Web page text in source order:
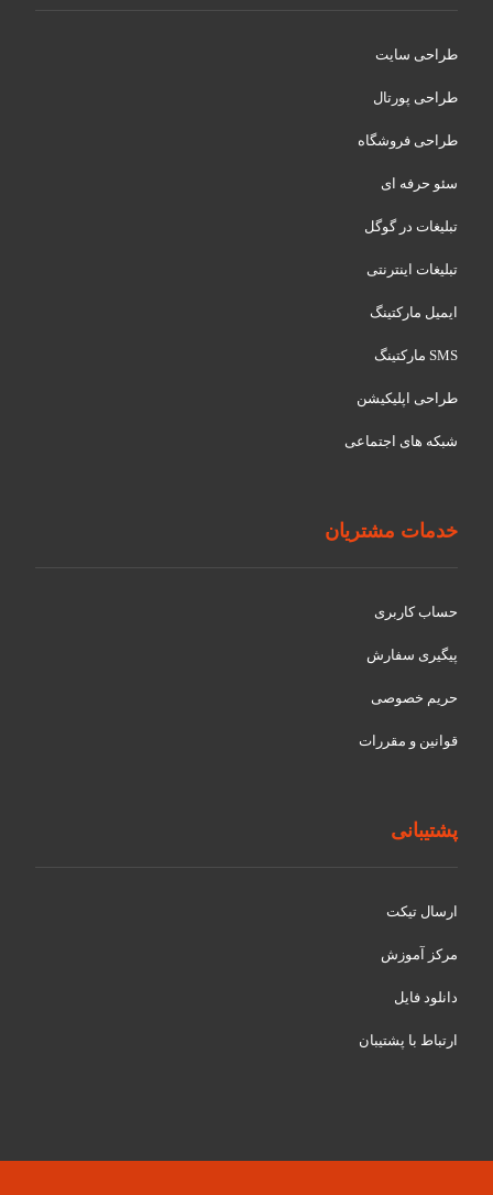
طراحی سایت
طراحی پورتال
طراحی فروشگاه
سئو حرفه ای
تبلیغات در گوگل
تبلیغات اینترنتی
ایمیل مارکتینگ
SMS مارکتینگ
طراحی اپلیکیشن
شبکه های اجتماعی
خدمات مشتریان
حساب کاربری
پیگیری سفارش
حریم خصوصی
قوانین و مقررات
پشتیبانی
ارسال تیکت
مرکز آموزش
دانلود فایل
ارتباط با پشتیبان